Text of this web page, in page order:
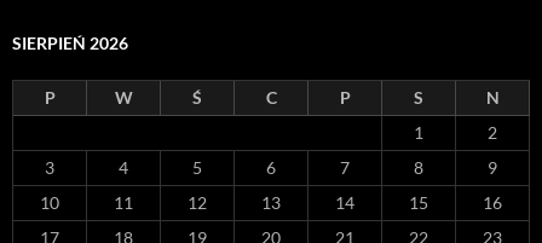
SIERPIEŃ 2026
P W Ś C P S
N
1
2
3
4 5 6 7 8
9
10
11 12 13 14 15
16
17
18 19 20 21 22
23